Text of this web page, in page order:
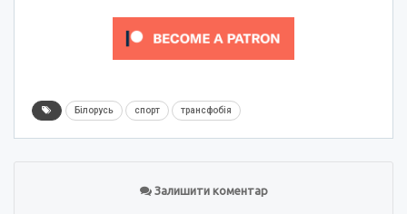
Білорусь спорт трансфобія
Залишити коментар